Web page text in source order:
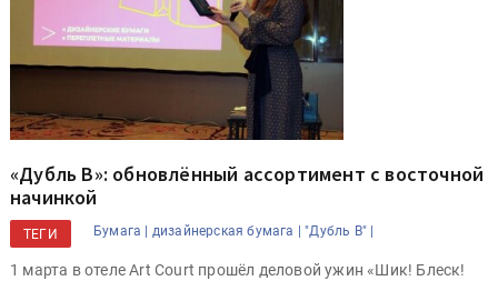
«Дубль В»: обновлённый ассортимент с восточной
начинкой
ТЕГИ Бумага | дизайнерская бумага | "Дубль В" |
1 марта в отеле Art Court прошёл деловой ужин «Шик! Блеск!